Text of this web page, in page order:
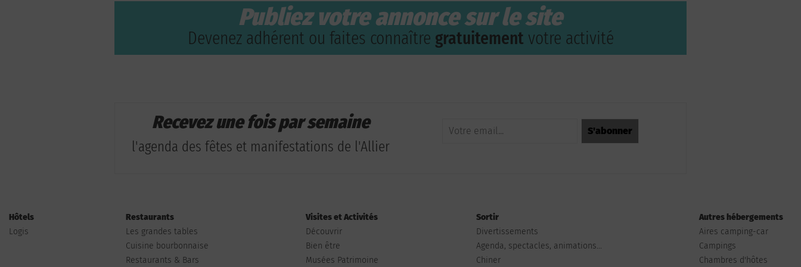
Publiez votre annonce sur le site
Devenez adhérent ou faites connaître gratuitement votre activité
Recevez une fois par semaine
l'agenda des fêtes et manifestations de l'Allier
Hôtels
Logis
Restaurants
Les grandes tables
Cuisine bourbonnaise
Restaurants & Bars
Visites et Activités
Découvrir
Bien être
Musées Patrimoine
Sortir
Divertissements
Agenda, spectacles, animations...
Chiner
Autres hébergements
Aires camping-car
Campings
Chambres d'hôtes